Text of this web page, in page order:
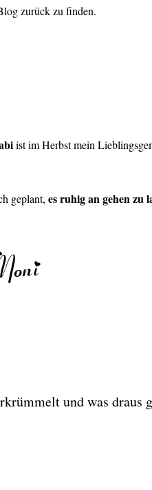
zurück zu finden.
ist im Herbst mein
geplant, es ruhig an gehen zu
und was draus